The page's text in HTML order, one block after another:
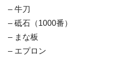
– 牛刀
– 砥石（1000番）
– まな板
– エプロン